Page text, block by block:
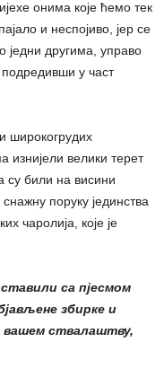
онима које ћемо тек
и неспојиво, јер се
једни другима, управо
у част
широкогрудих
изнијели велики терет
су били на висини
поруку јединства
чаролија, које је
са пјесмом
збирке и
ствалаштву,